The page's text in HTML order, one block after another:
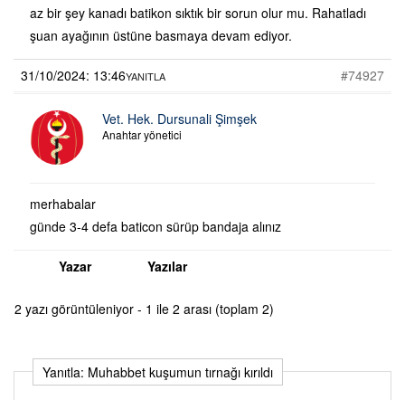
az bir şey kanadı batikon sıktık bir sorun olur mu. Rahatladı
şuan ayağının üstüne basmaya devam ediyor.
31/10/2024: 13:46 #74927
YANITLA
Vet. Hek. Dursunali Şimşek
Anahtar yönetici
merhabalar
günde 3-4 defa baticon sürüp bandaja alınız
Yazar Yazılar
2 yazı görüntüleniyor - 1 ile 2 arası (toplam 2)
Yanıtla: Muhabbet kuşumun tırnağı kırıldı